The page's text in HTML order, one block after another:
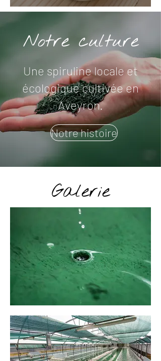
Notre culture
Une spiruline locale et
écologique cultivée en
Aveyron.
Notre histoire
Galerie